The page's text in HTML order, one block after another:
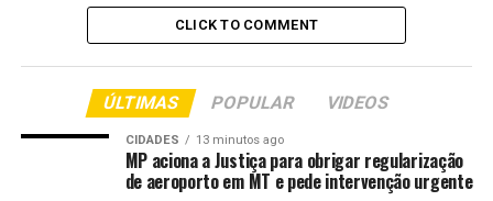
três dias de programação, o ministério participa de 23
das 24 atividades oficiais previstas, mobilizando cerca de
300 profissionais entre secretários, diretores e equipes
técnicas em mesas, oficinas e atendimentos
especializados.
A abertura do congresso contou com a presença de
autoridades federais, estaduais e municipais. A secretária
CLICK TO COMMENT
ÚLTIMAS POPULAR VIDEOS
CIDADES 13 minutos ago
MP aciona a Justiça para obrigar regularização
de aeroporto em MT e pede intervenção urgente